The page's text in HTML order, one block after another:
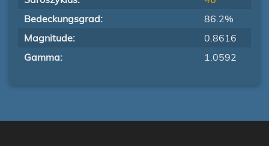
Bedeckungsgrad:
86.2%
Magnitude:
0.8616
Gamma:
1.0592